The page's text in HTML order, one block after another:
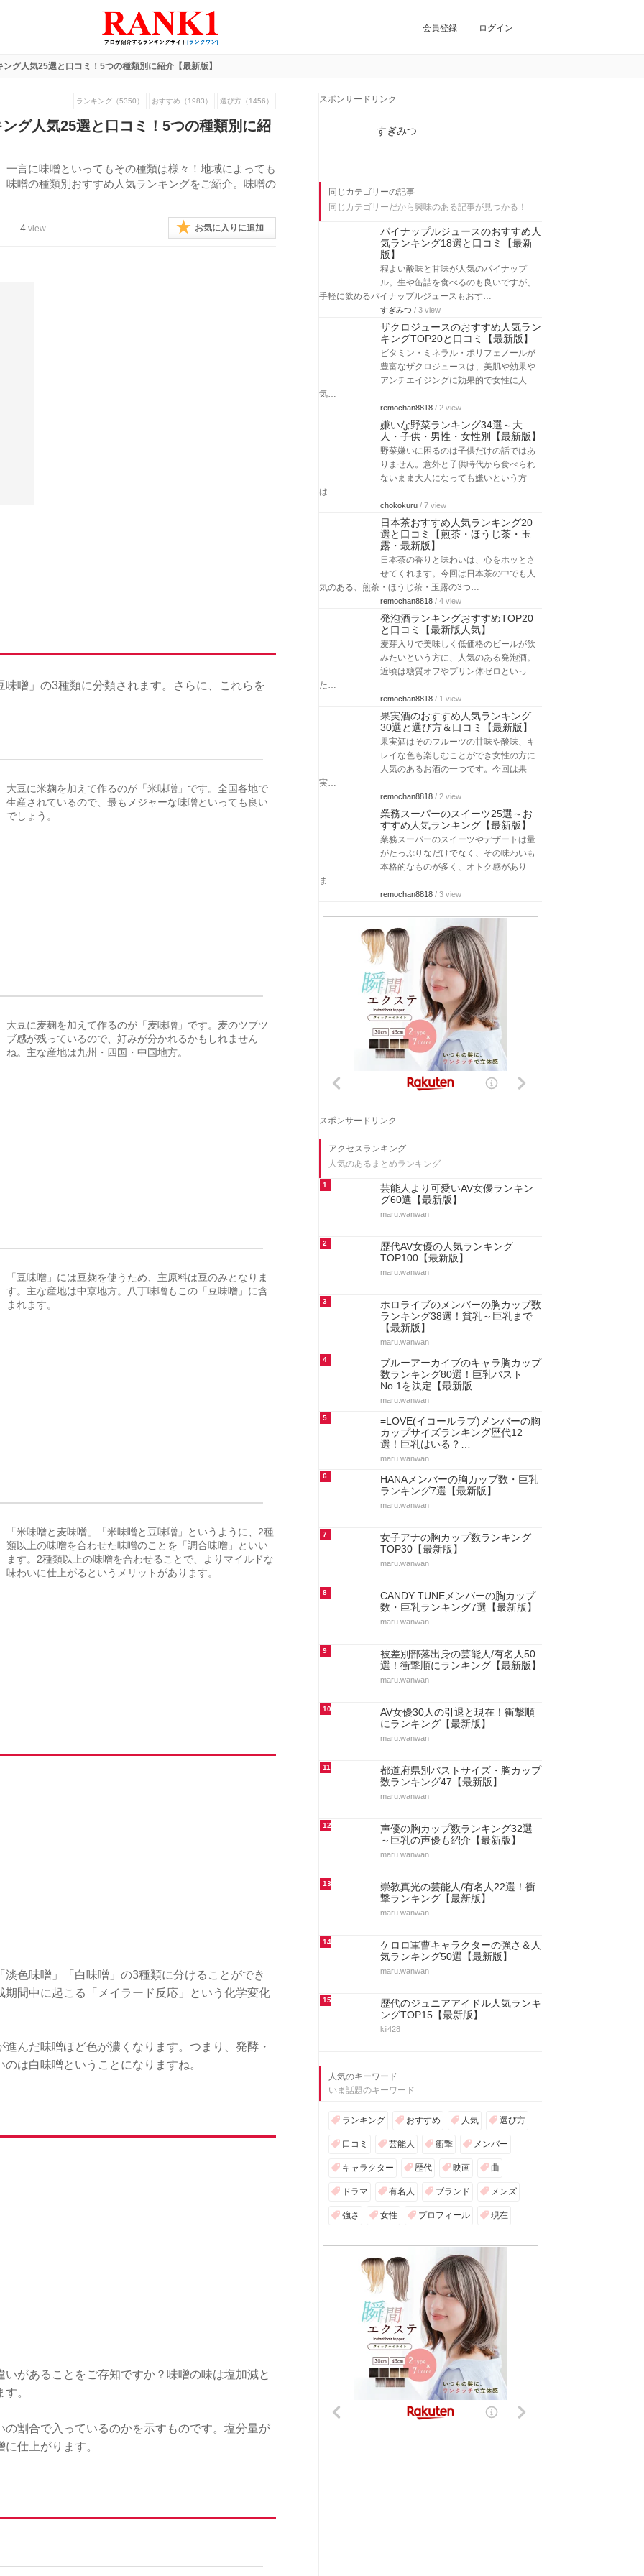
会員登録 ログイン
グ人気25選と口コミ！5つの種類別に紹介【最新版】
ランキング（5350） おすすめ（1983） 選び方（1456）
グ人気25選と口コミ！5つの種類別に紹
言に味噌といってもその種類は様々！地域によっても
噌の種類別おすすめ人気ランキングをご紹介。味噌の
4 view お気に入りに追加
噌」の3種類に分類されます。さらに、これらを
大豆に米麹を加えて作るのが「米味噌」です。全国各地で
生産されているので、最もメジャーな味噌といっても良い
でしょう。
大豆に麦麹を加えて作るのが「麦味噌」です。麦のツブツ
ブ感が残っているので、好みが分かれるかもしれません
ね。主な産地は九州・四国・中国地方。
「豆味噌」には豆麹を使うため、主原料は豆のみとなりま
す。主な産地は中京地方。八丁味噌もこの「豆味噌」に含
まれます。
「米味噌と麦味噌」「米味噌と豆味噌」というように、2種
類以上の味噌を合わせた味噌のことを「調合味噌」といい
ます。2種類以上の味噌を合わせることで、よりマイルドな
味わいに仕上がるというメリットがあります。
色味噌」「白味噌」の3種類に分けることができ
間中に起こる「メイラード反応」という化学変化
んだ味噌ほど色が濃くなります。つまり、発酵・
は白味噌ということになりますね。
があることをご存知ですか？味噌の味は塩加減と
。
割合で入っているのかを示すものです。塩分量が
仕上がります。
スポンサードリンク
すぎみつ
同じカテゴリーの記事
同じカテゴリーだから興味のある記事が見つかる！
パイナップルジュースのおすすめ人
気ランキング18選と口コミ【最新
版】
程よい酸味と甘味が人気のパイナップ
ル。生や缶詰を食べるのも良いですが、
手軽に飲めるパイナップルジュースもおす…
すぎみつ / 3 view
ザクロジュースのおすすめ人気ラン
キングTOP20と口コミ【最新版】
ビタミン・ミネラル・ポリフェノールが
豊富なザクロジュースは、美肌や効果や
アンチエイジングに効果的で女性に人
気…
remochan8818 / 2 view
嫌いな野菜ランキング34選～大
人・子供・男性・女性別【最新版】
野菜嫌いに困るのは子供だけの話ではあ
りません。意外と子供時代から食べられ
ないまま大人になっても嫌いという方
は…
chokokuru / 7 view
日本茶おすすめ人気ランキング20
選と口コミ【煎茶・ほうじ茶・玉
露・最新版】
日本茶の香りと味わいは、心をホッとさ
せてくれます。今回は日本茶の中でも人
気のある、煎茶・ほうじ茶・玉露の3つ…
remochan8818 / 4 view
発泡酒ランキングおすすめTOP20
と口コミ【最新版人気】
麦芽入りで美味しく低価格のビールが飲
みたいという方に、人気のある発泡酒。
近頃は糖質オフやプリン体ゼロといっ
た…
remochan8818 / 1 view
果実酒のおすすめ人気ランキング
30選と選び方＆口コミ【最新版】
果実酒はそのフルーツの甘味や酸味、キ
レイな色も楽しむことができ女性の方に
人気のあるお酒の一つです。今回は果
実…
remochan8818 / 2 view
業務スーパーのスイーツ25選～お
すすめ人気ランキング【最新版】
業務スーパーのスイーツやデザートは量
がたっぷりなだけでなく、その味わいも
本格的なものが多く、オトク感があり
ま…
remochan8818 / 3 view
スポンサードリンク
アクセスランキング
人気のあるまとめランキング
1
芸能人より可愛いAV女優ランキン
グ60選【最新版】
maru.wanwan
2
歴代AV女優の人気ランキング
TOP100【最新版】
maru.wanwan
3
ホロライブのメンバーの胸カップ数
ランキング38選！貧乳～巨乳まで
【最新版】
maru.wanwan
4
ブルーアーカイブのキャラ胸カップ
数ランキング80選！巨乳バスト
No.1を決定【最新版…
maru.wanwan
5
=LOVE(イコールラブ)メンバーの胸
カップサイズランキング歴代12
選！巨乳はいる？…
maru.wanwan
6
HANAメンバーの胸カップ数・巨乳
ランキング7選【最新版】
maru.wanwan
7
女子アナの胸カップ数ランキング
TOP30【最新版】
maru.wanwan
8
CANDY TUNEメンバーの胸カップ
数・巨乳ランキング7選【最新版】
maru.wanwan
9
被差別部落出身の芸能人/有名人50
選！衝撃順にランキング【最新版】
maru.wanwan
10
AV女優30人の引退と現在！衝撃順
にランキング【最新版】
maru.wanwan
11
都道府県別バストサイズ・胸カップ
数ランキング47【最新版】
maru.wanwan
12
声優の胸カップ数ランキング32選
～巨乳の声優も紹介【最新版】
maru.wanwan
13
崇教真光の芸能人/有名人22選！衝
撃ランキング【最新版】
maru.wanwan
14
ケロロ軍曹キャラクターの強さ＆人
気ランキング50選【最新版】
maru.wanwan
15
歴代のジュニアアイドル人気ランキ
ングTOP15【最新版】
kii428
人気のキーワード
いま話題のキーワード
ランキング おすすめ 人気 選び方
口コミ 芸能人 衝撃 メンバー
キャラクター 歴代 映画 曲
ドラマ 有名人 ブランド メンズ
強さ 女性 プロフィール 現在